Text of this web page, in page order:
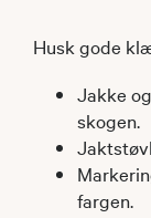
Husk gode
Jakke
skogen.
fargen.